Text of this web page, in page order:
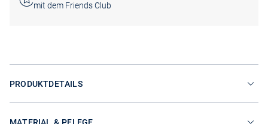
mit dem Friends Club
PRODUKTDETAILS